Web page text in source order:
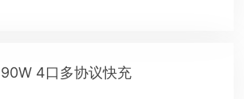
90W 4口多协议快充